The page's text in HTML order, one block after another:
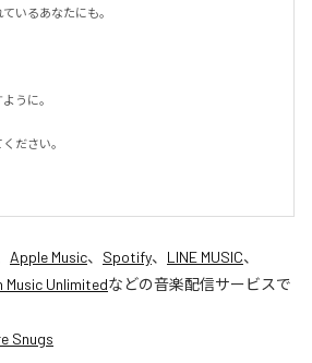
いるあなたにも。
うに。
ださい。
Apple Music、 Spotify、 LINE MUSIC、
Music Unlimitedなどの音楽配信サービスで
Snugs